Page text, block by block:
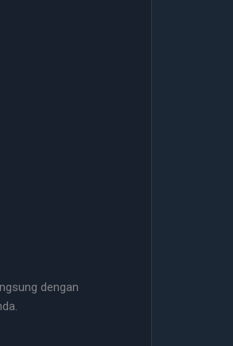
dengan